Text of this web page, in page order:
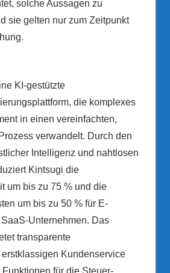
solche Aussagen zu
sie gelten nur zum Zeitpunkt
KI-gestützte
die komplexes
in einen vereinfachten,
verwandelt. Durch den
Intelligenz und nahtlosen
Kintsugi die
um bis zu 75 % und die
um bis zu 50 % für E-
Unternehmen. Das
transparente
Kundenservice